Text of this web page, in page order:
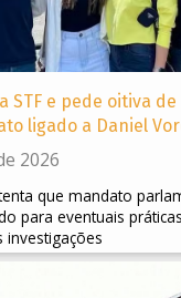
STF e pede oitiva
ligado a Daniel
2026
que mandato
para eventuais
investigações